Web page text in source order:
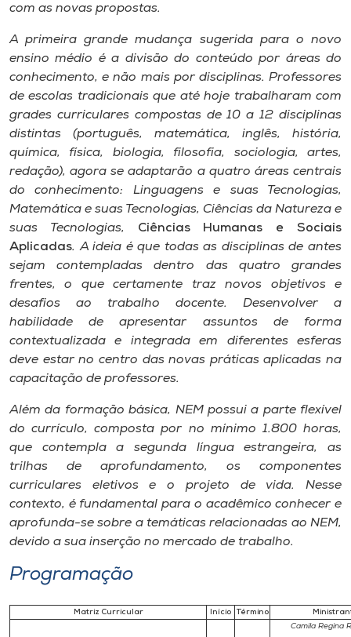
Selecione
com as novas propostas.
A primeira grande mudança sugerida para o novo
ensino médio é a divisão do conteúdo por áreas do
conhecimento, e não mais por disciplinas. Professores
de escolas tradicionais que até hoje trabalharam com
grades curriculares compostas de 10 a 12 disciplinas
distintas (português, matemática, inglês, história,
química, física, biologia, filosofia, sociologia, artes,
redação), agora se adaptarão a quatro áreas centrais
do conhecimento: Linguagens e suas Tecnologias,
Matemática e suas Tecnologias, Ciências da Natureza e
suas Tecnologias, Ciências Humanas e Sociais
Aplicadas. A ideia é que todas as disciplinas de antes
sejam contempladas dentro das quatro grandes
frentes, o que certamente traz novos objetivos e
desafios ao trabalho docente. Desenvolver a
habilidade de apresentar assuntos de forma
contextualizada e integrada em diferentes esferas
deve estar no centro das novas práticas aplicadas na
capacitação de professores.
Além da formação básica, NEM possui a parte flexível
do currículo, composta por no mínimo 1.800 horas,
que contempla a segunda língua estrangeira, as
trilhas de aprofundamento, os componentes
curriculares eletivos e o projeto de vida. Nesse
contexto, é fundamental para o acadêmico conhecer e
aprofunda-se sobre a temáticas relacionadas ao NEM,
devido a sua inserção no mercado de trabalho.
Programação
Matriz Curricular Início Término
Camila Regina